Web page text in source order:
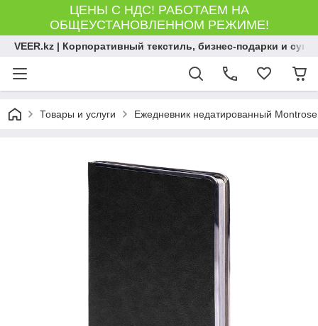
ЦЕНЫ С НДС! РАБОТАЕМ НА
ОБЩЕУСТАНОВЛЕННОМ РЕЖИМЕ!
VEER.kz | Корпоративный текстиль, бизнес-подарки и
Товары и услуги Ежедневник недатированный